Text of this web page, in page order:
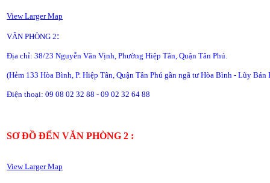
View Larger Map
VĂN PHÒNG 2:
Địa chỉ: 38/23 Nguyễn Văn Vịnh, Phường Hiệp Tân, Quận Tân Phú.
(Hẻm 133 Hòa Bình, P. Hiệp Tân, Quận Tân Phú gần ngã tư Hòa Bình - Lũy Bán
Điện thoại: 09 08 02 32 88 - 09 02 32 64 88
SƠ ĐỒ ĐẾN VĂN PHÒNG 2 :
View Larger Map